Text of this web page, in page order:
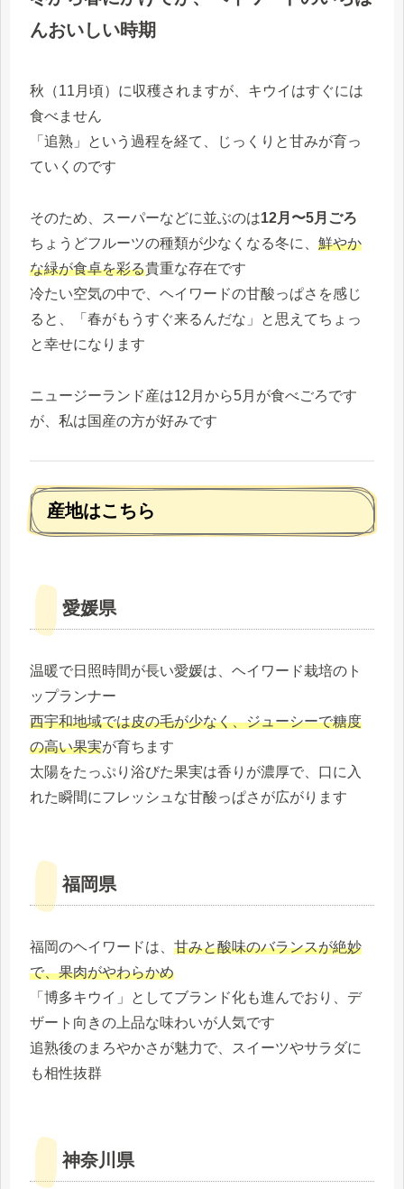
んおいしい時期
秋（11月頃）に収穫されますが、キウイはすぐには
食べません
「追熟」という過程を経て、じっくりと甘みが育っ
ていくのです
そのため、スーパーなどに並ぶのは12月〜5月ごろ
ちょうどフルーツの種類が少なくなる冬に、 鮮やか
な緑が食卓を彩る貴重な存在です
冷たい空気の中で、ヘイワードの甘酸っぱさを感じ
ると、「春がもうすぐ来るんだな」と思えてちょっ
と幸せになります
ニュージーランド産は12月から5月が食べごろです
が、私は国産の方が好みです
産地はこちら
愛媛県
温暖で日照時間が長い愛媛は、ヘイワード栽培のト
ップランナー
西宇和地域では皮の毛が少なく、ジューシーで糖度
の高い果実が育ちます
太陽をたっぷり浴びた果実は香りが濃厚で、口に入
れた瞬間にフレッシュな甘酸っぱさが広がります
福岡県
福岡のヘイワードは、 甘みと酸味のバランスが絶妙
で、果肉がやわらかめ
「博多キウイ」としてブランド化も進んでおり、デ
ザート向きの上品な味わいが人気です
追熟後のまろやかさが魅力で、スイーツやサラダに
も相性抜群
神奈川県